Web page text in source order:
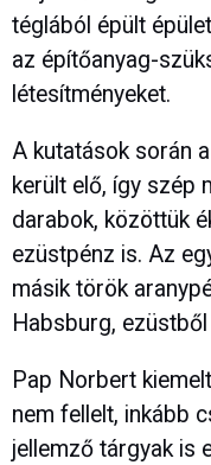
téglából épült
az építőanyag-
létesítményeket.
A kutatások során
került elő, így szép
darabok, közöttük
ezüstpénz is. Az
másik török
Habsburg,
Pap Norbert
nem fellelt, inkább
jellemző tárgyak is